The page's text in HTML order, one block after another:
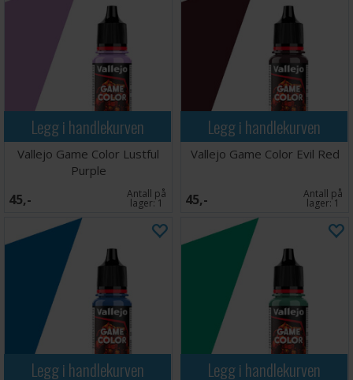
Legg i handlekurven
Vallejo Game Color Lustful
Purple
45,- Antall på
lager:1
Legg i handlekurven
Vallejo Game Color Evil Red
45,- Antall på
lager:1
Legg i handlekurven Legg i handlekurven